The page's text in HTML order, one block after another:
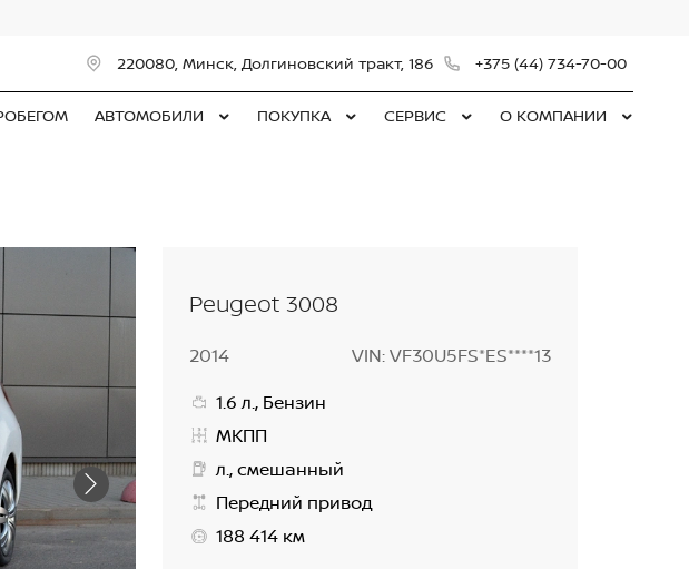
220080, Минск, Долгиновский тракт, 186 +375 (44) 734-70-00
АВТОМОБИЛИ ПОКУПКА СЕРВИС О КОМПАНИИ
Peugeot 3008
2014
VIN: VF30U5FS*ES****13
1.6 л., Бензин
МКПП
л., смешанный
Передний привод
188 414 км